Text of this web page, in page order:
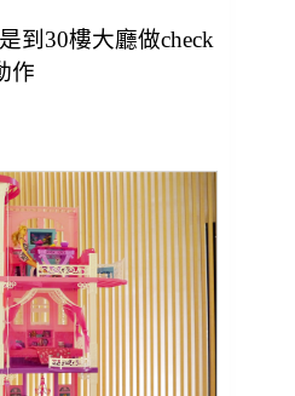
到30樓大廳做check
作